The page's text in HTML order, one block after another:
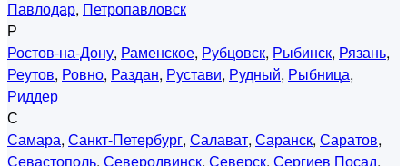
Павлодар, Петропавловск
Р
Ростов-на-Дону, Раменское, Рубцовск, Рыбинск, Рязань,
Реутов, Ровно, Раздан, Рустави, Рудный, Рыбница,
Риддер
С
Самара, Санкт-Петербург, Салават, Саранск, Саратов,
Севастополь, Северодвинск, Северск, Сергиев Посад,